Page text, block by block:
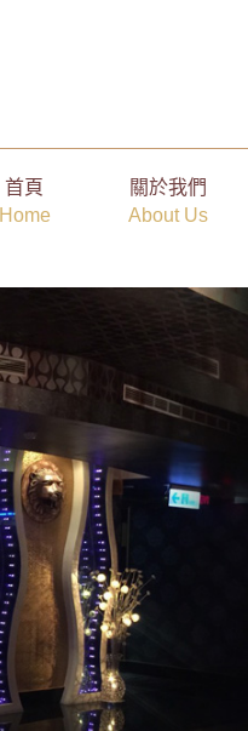
首頁
Home
關於我們
About Us